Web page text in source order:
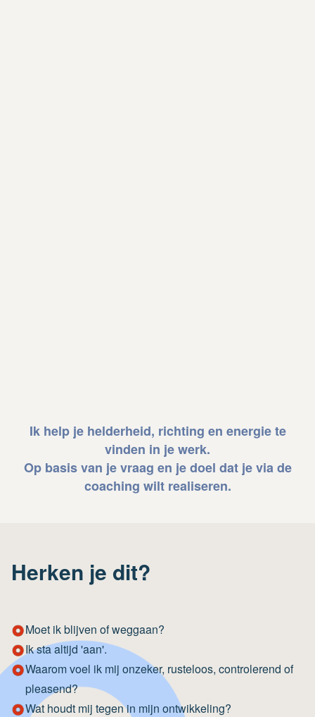
Ik help je helderheid, richting en energie te
vinden in je werk.
Op basis van je vraag en je doel dat je via de
coaching wilt realiseren.
Herken je dit?
Moet ik blijven of weggaan?
Ik sta altijd 'aan'.
Waarom voel ik mij onzeker, rusteloos, controlerend of
pleasend?
Wat houdt mij tegen in mijn ontwikkeling?